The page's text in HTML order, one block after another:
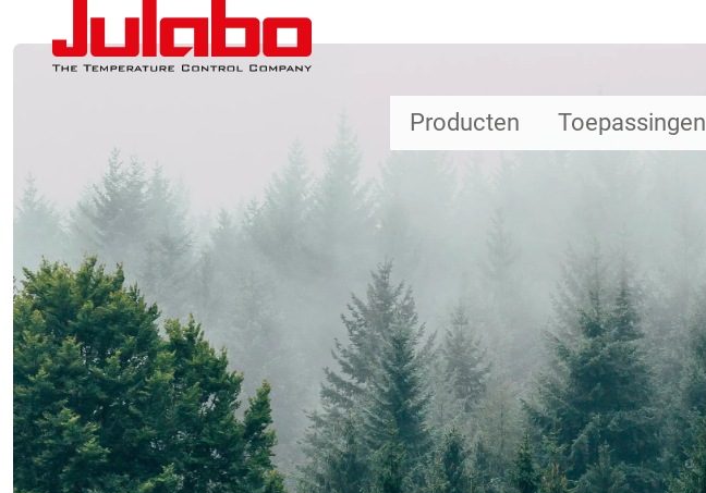
Overslaan en naar de inhoud gaan
Producten Toepassingen